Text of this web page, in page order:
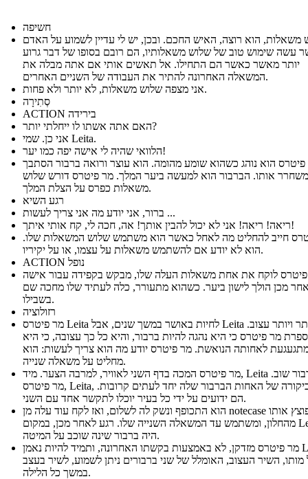
חשיפה
משאלות, הוא רוצה, האיש החכם. ובכן, יש לי עדיין לשמוע על האדם
עשה שימוש טוב של שלוש משאלותיו, הם רובם בסופו של דבר גרוע
יותר מאשר כאשר הם התחילו. אל תאשים אותי אם אתה מבלה את
המשאלה האחרונה להתיר את העבודה של השניים האחרים.
אני מצפה שלוש משאלות, לא יותר ולא פחות.
סְתִירָה
ACTION בירידה
האם אתה אשתו לו ייחלתי יותר?
אני כן. שמי Leita.
הלוואי שהיה לי אישה יפה כמו יער!
הוא נוהג כשהוא שומע מהומה. הוא עוצר ורואה ברבור הסתבך
אותו. הברבור הוא למעשה ביער המלך. מר פיטרס דורש שלוש
משאלות כפרס על הצלת המלך.
רגע השיא
ברור, אני יודע מה אני צריך לעשות ...
ריאה! ריאה! אני לא יכול להבין אותך! אה, חכה לי, קח אותי איתך!
חייב להחליט מה לאחל כאשר הוא משתמש שלוש המשאלות שלו.
הוא לא יודע אם להשתמש משאלות על עצמו, או על יקיריו.
ACTION נופל
לוקח את אחת משאלות העלה שלו, מבקש בקפידה עבור אישה
מכן הולך לישון ביער. כשהוא מתעורר, כלה לעתיד שלו מחכה שם
בשבילו.
רזולוציה
מר פיטרס Leita לחיות באושר במשך שנים, אבל Leita גדל יותר ויותר עצוב.
מר פיטרס כי היא נהגה להיות ברבור, והיא כל כך עצובה, כי היא
לאחותה הנואשת. מר פיטרס יודע מה הוא צריך לעשות: הוא
מחליט על משאלה שנייה.
מר פיטרס המכה בדף השני לאוויר, למרבה הצער. מיד, Leita הוא ברבור שוב.
מר פיטרס, Leita, ואת ביקורה של האחות הברבור שלה יחד לעתים קרובות.
הם ידועים על ידי כל בעיר יוכלו לתקשר אחד עם השני.
הוא התכופף ונשק לה לשלום, ואז לקח עוד עלה מן notecase שלו, פוצץ אותו
מהחלון, ומשתמש עד המשאלה השנייה שלו. רגע לאחר מכן, במקום Leita,
היה ברבור שינה שוכב על המיטה.
מר פיטרס מזדקן, לא באמצעות בקשתו האחרונה, ותמיד להיות נאמן Leita.
מותו, השיר העצוב, האומלל של שני ברבורים ניתן לשמוע, לשיר בעצב
במשך כל הלילה.